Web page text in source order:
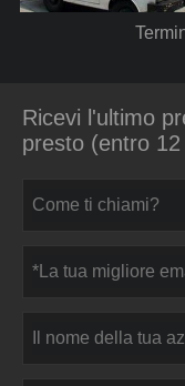
Ricevi l'ultimo
presto (entro